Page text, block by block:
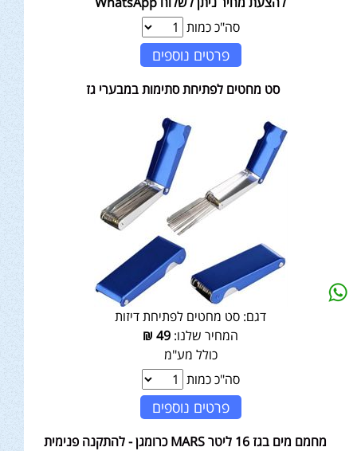
סה"כ כמות
פרטים נוספים
סט מחטים לפתיחת סתימות במבערי גז
דגם: סט מחטים לפתיחת דיזות
המחיר שלנו: 49
₪
כולל מע"מ
סה"כ כמות
פרטים נוספים
מחמם מים בגז 16 ליטר MARS כרומגן - להתקנה פנימית